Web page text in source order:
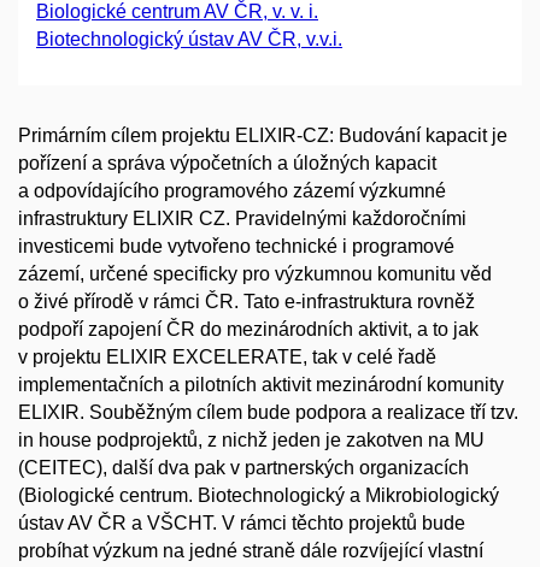
Biologické centrum AV ČR, v. v. i.
Biotechnologický ústav AV ČR, v.v.i.
Primárním cílem projektu ELIXIR-CZ: Budování kapacit je
pořízení a správa výpočetních a úložných kapacit
a odpovídajícího programového zázemí výzkumné
infrastruktury ELIXIR CZ. Pravidelnými každoročními
investicemi bude vytvořeno technické i programové
zázemí, určené specificky pro výzkumnou komunitu věd
o živé přírodě v rámci ČR. Tato e-infrastruktura rovněž
podpoří zapojení ČR do mezinárodních aktivit, a to jak
v projektu ELIXIR EXCELERATE, tak v celé řadě
implementačních a pilotních aktivit mezinárodní komunity
ELIXIR. Souběžným cílem bude podpora a realizace tří tzv.
in house podprojektů, z nichž jeden je zakotven na MU
(CEITEC), další dva pak v partnerských organizacích
(Biologické centrum. Biotechnologický a Mikrobiologický
ústav AV ČR a VŠCHT. V rámci těchto projektů bude
probíhat výzkum na jedné straně dále rozvíjející vlastní